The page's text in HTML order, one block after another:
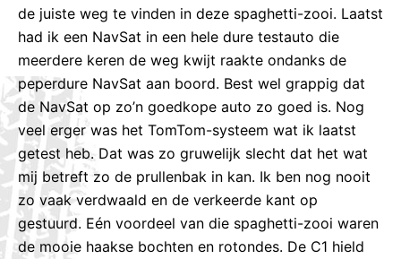
de juiste weg te vinden in deze spaghetti-zooi. Laatst
had ik een NavSat in een hele dure testauto die
meerdere keren de weg kwijt raakte ondanks de
peperdure NavSat aan boord. Best wel grappig dat
de NavSat op zo’n goedkope auto zo goed is. Nog
veel erger was het TomTom-systeem wat ik laatst
getest heb. Dat was zo gruwelijk slecht dat het wat
mij betreft zo de prullenbak in kan. Ik ben nog nooit
zo vaak verdwaald en de verkeerde kant op
gestuurd. Eén voordeel van die spaghetti-zooi waren
de mooie haakse bochten en rotondes. De C1 hield